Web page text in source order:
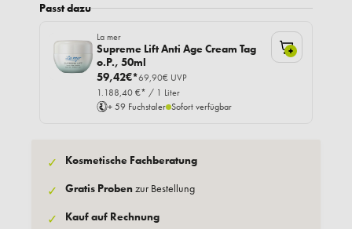
Passt dazu
La mer
Supreme Lift Anti Age Cream Tag
o.P., 50ml
59,42€*69,90€ UVP
1.188,40 €* / 1 Liter
+ 59 Fuchstaler Sofort verfügbar
+
✓ Kosmetische Fachberatung
✓ Gratis Probenzur Bestellung
✓ Kauf auf Rechnung